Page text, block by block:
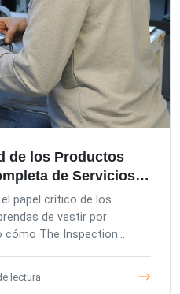
ofrecen soluciones
que importan productos
de los Productos
de Servicios
papel crítico de los
de vestir por
cómo The Inspection
y garantizar el
gama de soluciones
lectura